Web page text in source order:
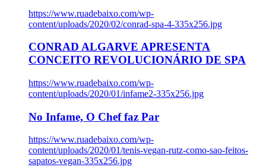
https://www.ruadebaixo.com/wp-
content/uploads/2020/02/conrad-spa-4-335x256.jpg
CONRAD ALGARVE APRESENTA
CONCEITO REVOLUCIONÁRIO DE SPA
https://www.ruadebaixo.com/wp-
content/uploads/2020/01/infame2-335x256.jpg
No Infame, O Chef faz Par
https://www.ruadebaixo.com/wp-
content/uploads/2020/01/tenis-vegan-rutz-como-sao-feitos-
sapatos-vegan-335x256.jpg